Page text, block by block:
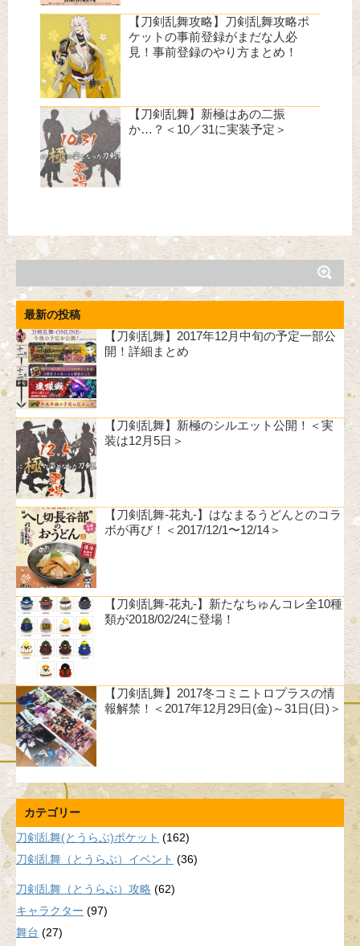
【刀剣乱舞攻略】刀剣乱舞攻略ポ
ケットの事前登録がまだな人必
見！事前登録のやり方まとめ！
【刀剣乱舞】新極はあの二振
か…？＜10／31に実装予定＞
最新の投稿
【刀剣乱舞】2017年12月中旬の予定一部公
開！詳細まとめ
【刀剣乱舞】新極のシルエット公開！＜実
装は12月5日＞
【刀剣乱舞-花丸-】はなまるうどんとのコラ
ボが再び！＜2017/12/1〜12/14＞
【刀剣乱舞-花丸-】新たなちゅんコレ全10種
類が2018/02/24に登場！
【刀剣乱舞】2017冬コミニトロプラスの情
報解禁！＜2017年12月29日(金)～31日(日)＞
カテゴリー
刀剣乱舞(とうらぶ)ポケット (162)
刀剣乱舞（とうらぶ）イベント (36)
刀剣乱舞（とうらぶ）攻略 (62)
キャラクター (97)
舞台 (27)